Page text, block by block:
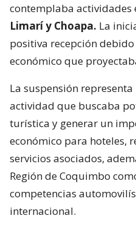
contemplaba actividades
Limarí y Choapa. La
positiva recepción
económico que
La suspensión
actividad que buscaba
turística y generar un
económico para hoteles,
servicios asociados,
Región de Coquimbo
competencias
internacional.